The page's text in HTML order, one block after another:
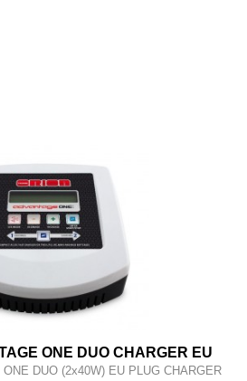
ONE DUO CHARGER EU
DUO (2x40W) EU PLUG CHARGER